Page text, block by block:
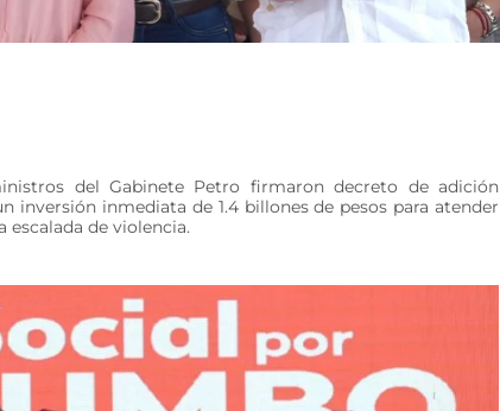
del Gabinete Petro firmaron decreto de adición
inmediata de 1.4 billones de pesos para atender
de violencia.